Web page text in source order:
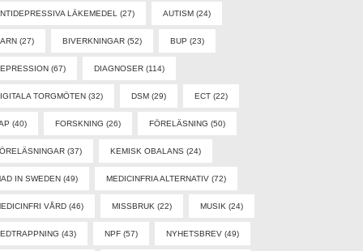
LÄKEMEDEL (27) AUTISM (24)
(27) BIVERKNINGAR (52) BUP (23)
(67) DIAGNOSER (114)
TORGMÖTEN (32) DSM (29) ECT (22)
(40) FORSKNING (26) FÖRELÄSNING (50)
(37) KEMISK OBALANS (24)
IN SWEDEN (49) MEDICINFRIA ALTERNATIV (72)
VÅRD (46) MISSBRUK (22) MUSIK (24)
(43) NPF (57) NYHETSBREV (49)